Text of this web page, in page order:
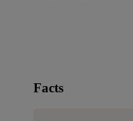
Facts